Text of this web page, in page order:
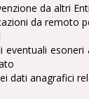
da altri
da remoto
eventuali
dati anagrafici